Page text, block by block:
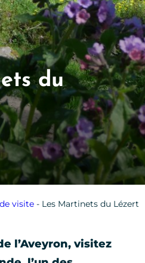
du
visite - Les Martinets du Lézert
l’Aveyron, visitez